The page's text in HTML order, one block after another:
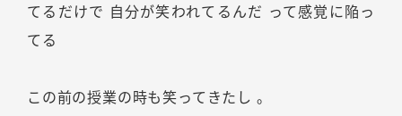
てるだけで 自分が笑われてるんだ って感覚に陥っ
てる
この前の授業の時も笑ってきたし 。